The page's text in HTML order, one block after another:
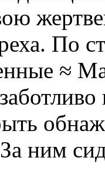
По
≈
ним